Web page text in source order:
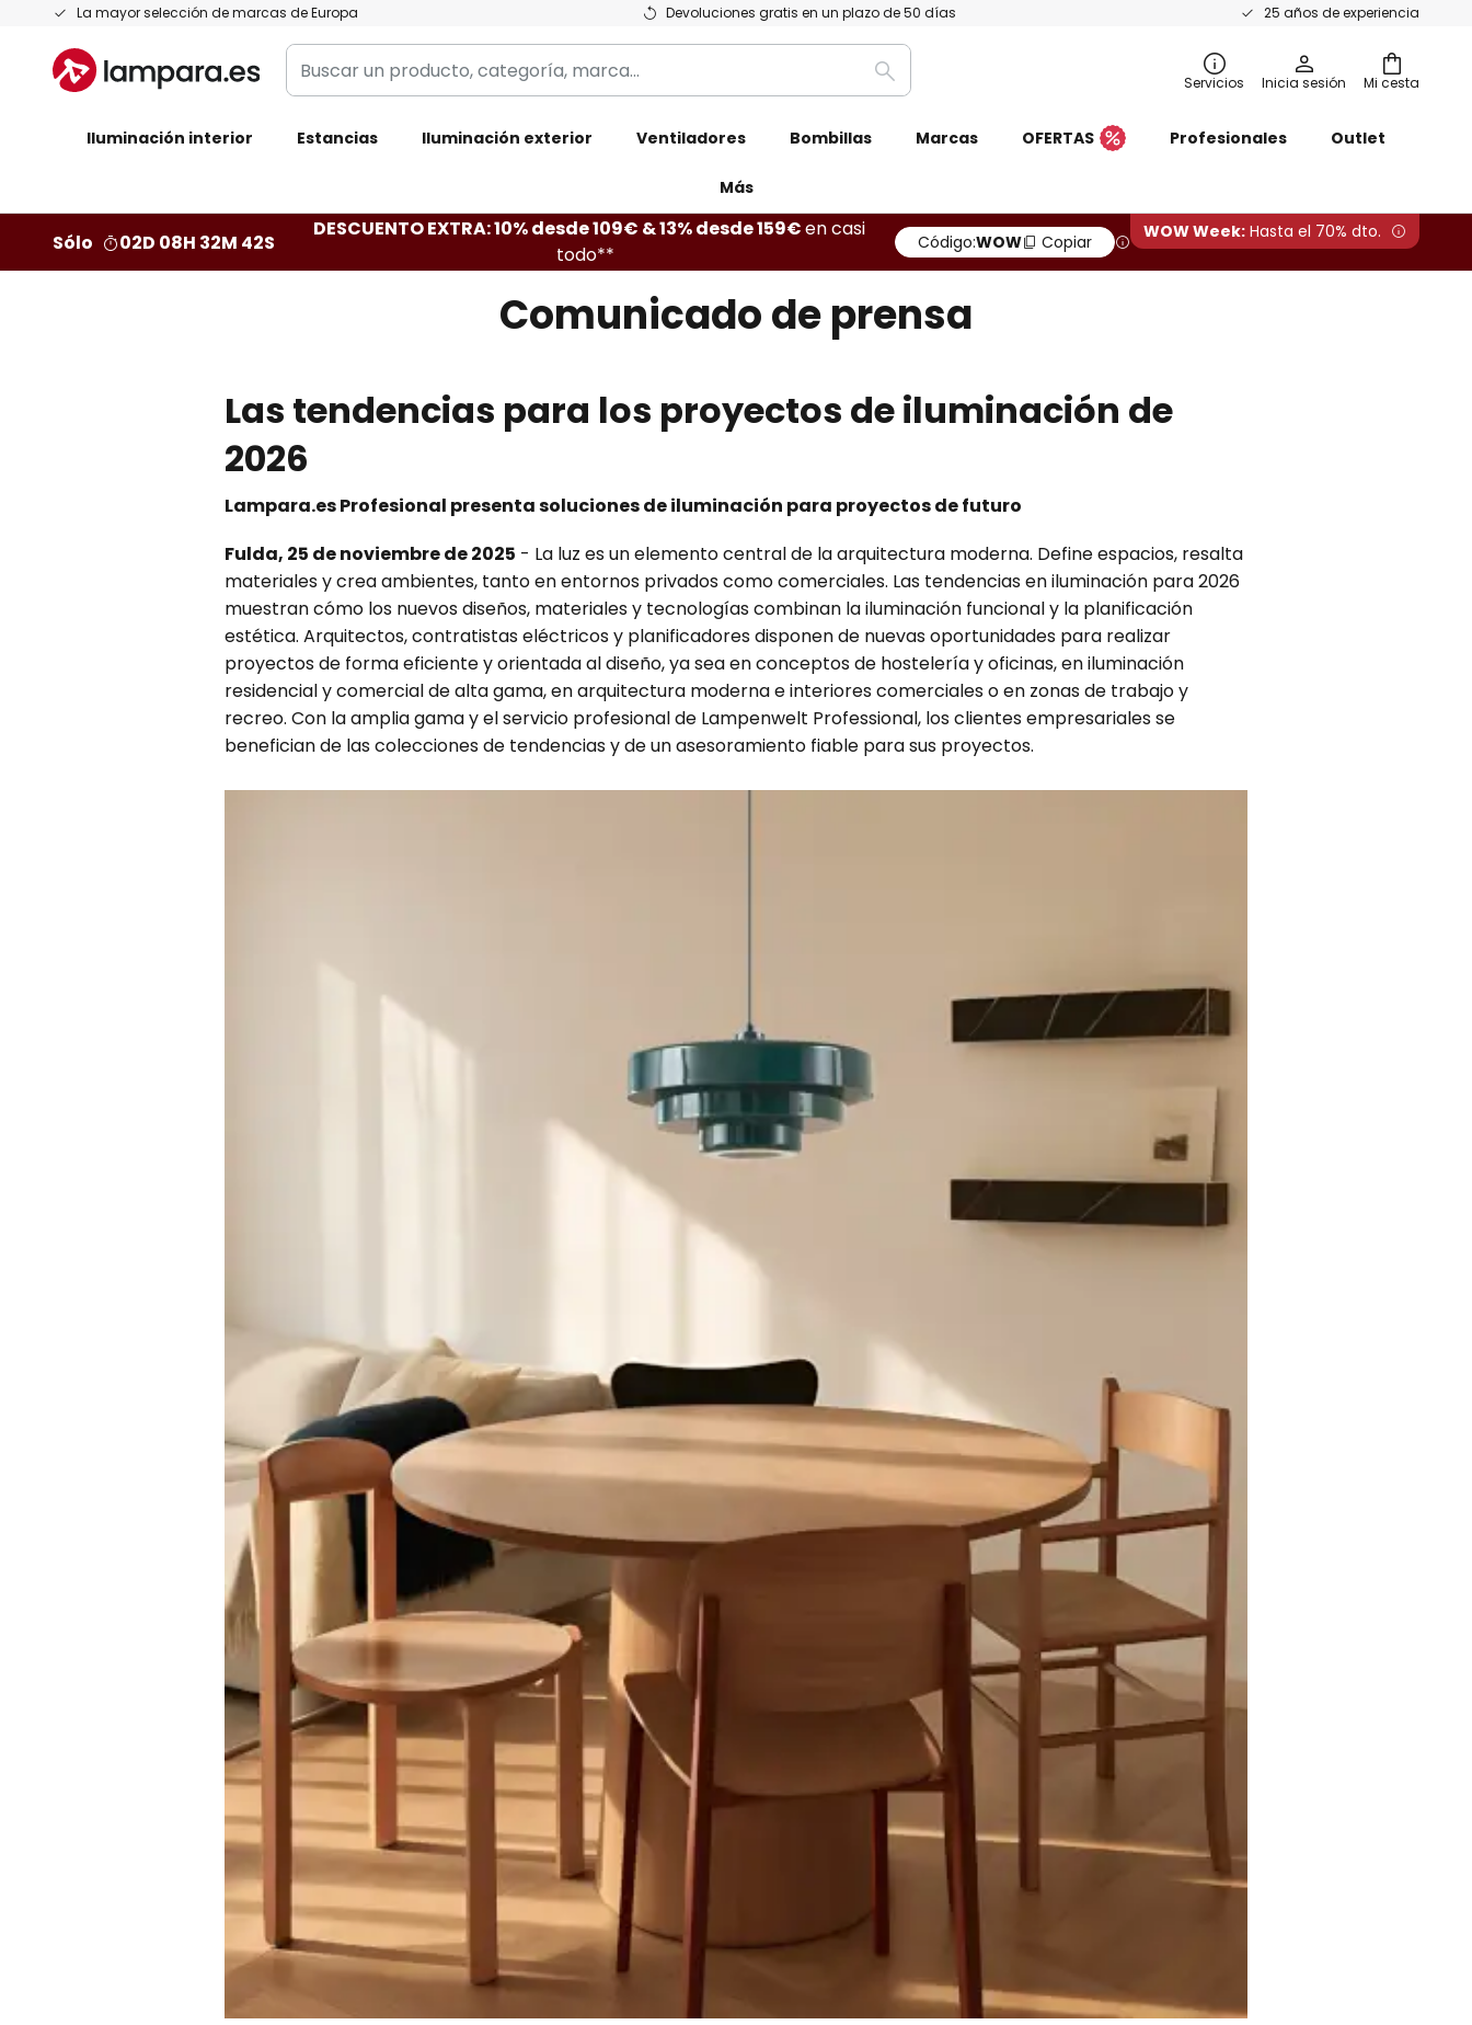
La mayor selección de marcas de Europa Devoluciones gratis en un plazo de 50 días 25 años de experiencia
Ir
contenido
Mi cesta
Buscar
un
categoría,
Buscar Servicios Inicia sesión
Iluminación interior Estancias Iluminación exterior Ventiladores Bombillas Marcas OFERTAS Profesionales Outlet
Más
Sólo 02D 08H 32M 41S
DESCUENTO EXTRA: 10% desde 109€ & 13% desde 159€en casi
todo**
Código:WOW Copiar WOW Week: Hasta el 70% dto.
Comunicado de prensa
Las tendencias para los proyectos de iluminación de
2026
Lampara.es Profesional presenta soluciones de iluminación para proyectos de futuro
Fulda, 25 de noviembre de 2025 - La luz es un elemento central de la arquitectura moderna. Define espacios, resalta
materiales y crea ambientes, tanto en entornos privados como comerciales. Las tendencias en iluminación para 2026
muestran cómo los nuevos diseños, materiales y tecnologías combinan la iluminación funcional y la planificación
estética. Arquitectos, contratistas eléctricos y planificadores disponen de nuevas oportunidades para realizar
proyectos de forma eficiente y orientada al diseño, ya sea en conceptos de hostelería y oficinas, en iluminación
residencial y comercial de alta gama, en arquitectura moderna e interiores comerciales o en zonas de trabajo y
recreo. Con la amplia gama y el servicio profesional de Lampenwelt Professional, los clientes empresariales se
benefician de las colecciones de tendencias y de un asesoramiento fiable para sus proyectos.